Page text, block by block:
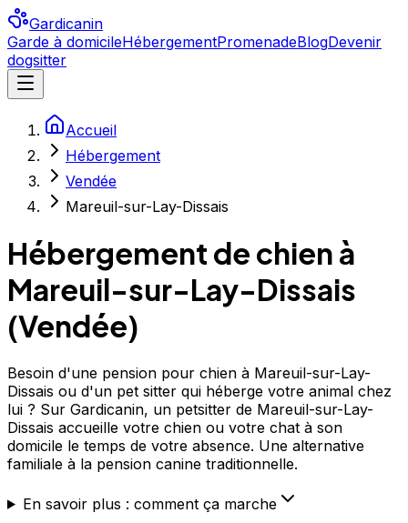
Gardicanin
Garde à domicileHébergementPromenadeBlogDevenir
dogsitter
Accueil
Hébergement
Vendée
Mareuil-sur-Lay-Dissais
Hébergement de chien à
Mareuil-sur-Lay-Dissais
(Vendée)
Besoin d'une pension pour chien à Mareuil-sur-Lay-
Dissais ou d'un pet sitter qui héberge votre animal chez
lui ? Sur Gardicanin, un petsitter de Mareuil-sur-Lay-
Dissais accueille votre chien ou votre chat à son
domicile le temps de votre absence. Une alternative
familiale à la pension canine traditionnelle.
En savoir plus : comment ça marche